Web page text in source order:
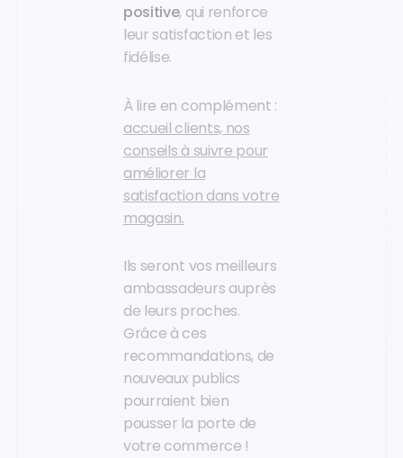
positive, qui renforce
leur satisfaction et les
fidélise.
À lire en complément :
accueil clients, nos
conseils à suivre pour
améliorer la
satisfaction dans votre
magasin.
Ils seront vos meilleurs
ambassadeurs auprès
de leurs proches.
Grâce à ces
recommandations, de
nouveaux publics
pourraient bien
pousser la porte de
votre commerce !